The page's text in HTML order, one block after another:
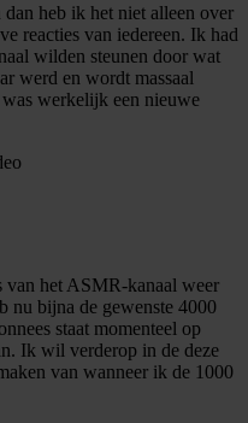
heb ik het niet alleen over
reacties van iedereen. Ik had
wilden steunen door wat
werd en wordt massaal
werkelijk een nieuwe
van het ASMR-kanaal weer
nu bijna de gewenste 4000
staat momenteel op
Ik wil verderop in de deze
van wanneer ik de 1000